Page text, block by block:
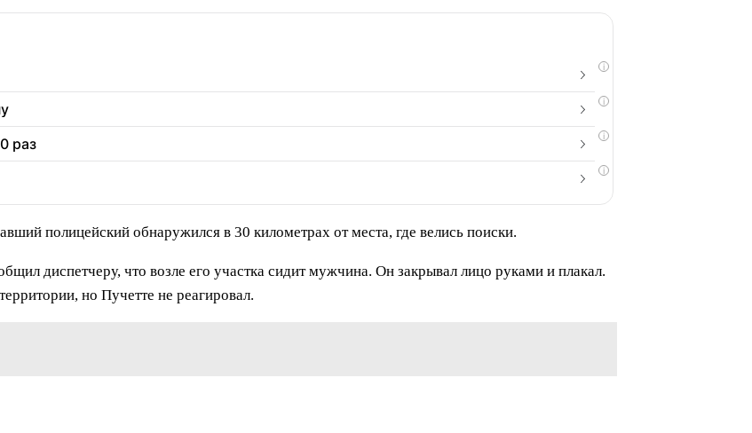
i
i
i
раз
i
полицейский обнаружился в 30 километрах от места, где велись поиски.
диспетчеру, что возле его участка сидит мужчина. Он закрывал лицо руками и плакал.
но Пучетте не реагировал.